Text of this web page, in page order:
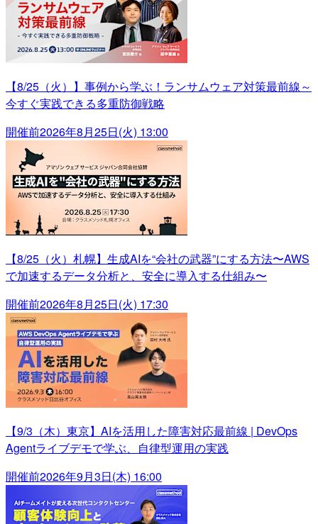
【8/25（火）】事例から学ぶ！ランサムウェア対策最前線～
今すぐ実践できる多重防御戦略
開催前2026年8月25日(火) 13:00
【8/25（火）札幌】生成AIを“会社の武器”にする方法〜AWS
で加速するデータ分析と、安全に導入する仕組み〜
開催前2026年8月25日(火) 17:30
【9/3（木）東京】AIを活用した障害対応最前線 | DevOps
Agentライブデモで学ぶ、自律型運用の実践
開催前2026年9月3日(木) 16:00